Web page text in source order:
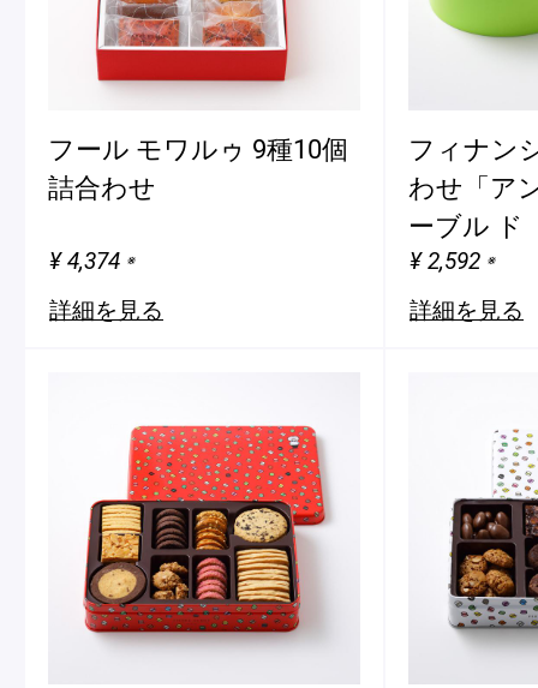
フール モワルゥ 9種10個
詰合わせ
¥ 4,374 ※
詳細を見る
フィナン
わせ「ア
ーブル ド
¥ 2,592 ※
詳細を見る